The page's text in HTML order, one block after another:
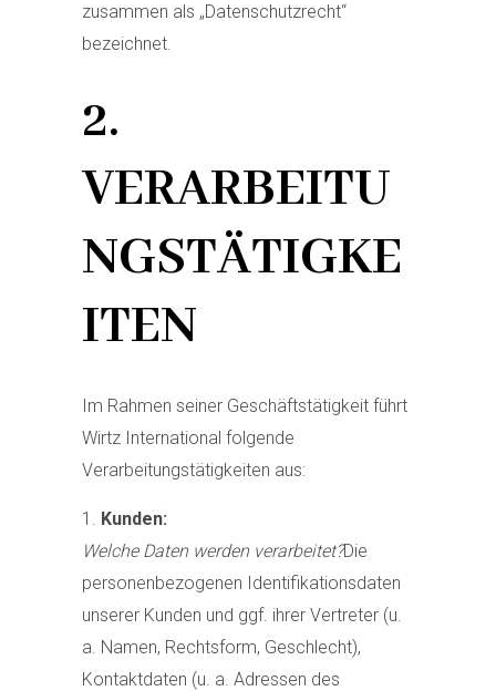
zusammen als „Datenschutzrecht“
bezeichnet.
2.
VERARBEITU
NGSTÄTIGKE
ITEN
Im Rahmen seiner Geschäftstätigkeit führt
Wirtz International folgende
Verarbeitungstätigkeiten aus:
Kunden:
Welche Daten werden verarbeitet?Die
personenbezogenen Identifikationsdaten
unserer Kunden und ggf. ihrer Vertreter (u.
a. Namen, Rechtsform, Geschlecht),
Kontaktdaten (u. a. Adressen des